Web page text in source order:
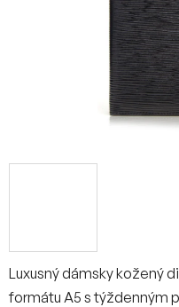
Luxusný dámsky kožený
formátu A5 s týždenným